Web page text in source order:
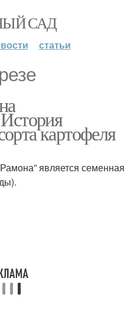
САД
статьи
картофеля
является семенная